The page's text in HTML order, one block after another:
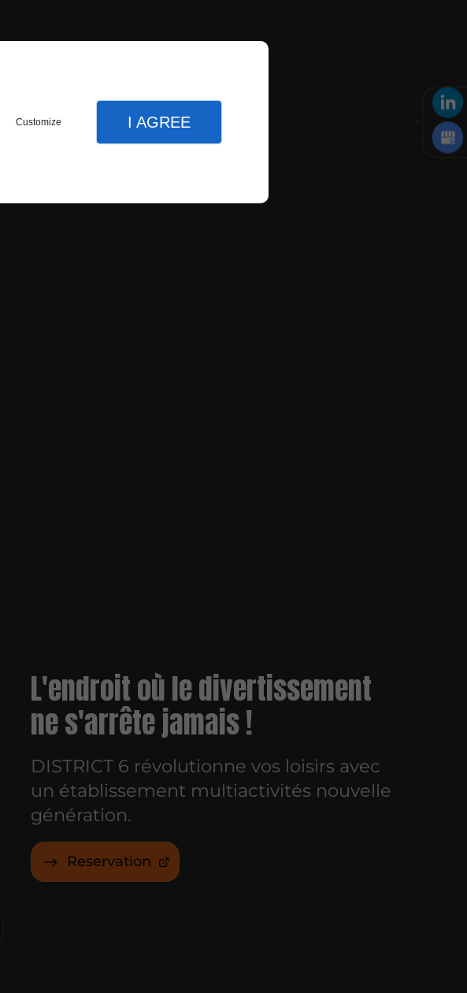
Customize I AGREE
L'endroit où le divertissement
ne s'arrête jamais !
DISTRICT 6 révolutionne vos loisirs avec
un établissement multiactivités nouvelle
génération.
Reservation